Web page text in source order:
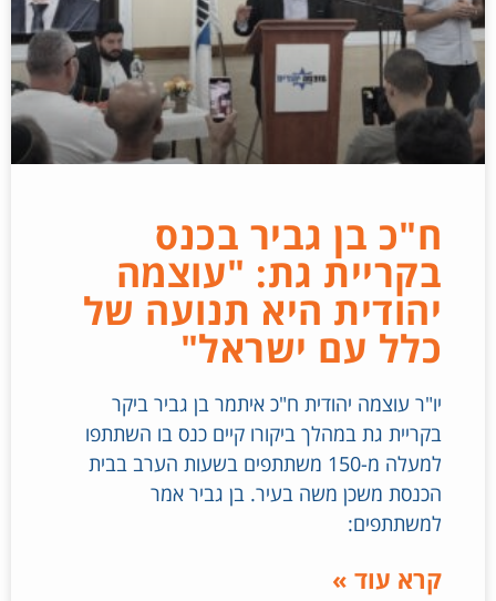
ח"כ בן גביר בכנס
בקריית גת: "עוצמה
יהודית היא תנועה של
כלל עם ישראל"
יו"ר עוצמה יהודית ח"כ איתמר בן גביר ביקר
בקריית גת במהלך ביקורו קיים כנס בו השתתפו
למעלה מ-150 משתתפים בשעות הערב בבית
הכנסת משכן משה בעיר. בן גביר אמר
למשתתפים:
קרא עוד »